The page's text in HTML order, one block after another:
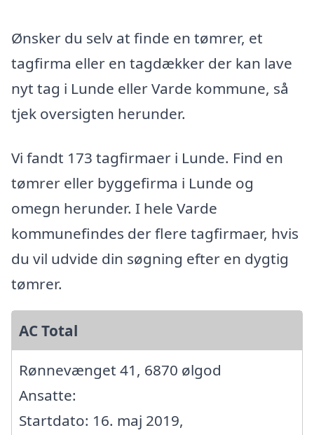
Ønsker du selv at finde en tømrer, et
tagfirma eller en tagdækker der kan lave
nyt tag i Lunde eller Varde kommune, så
tjek oversigten herunder.
Vi fandt 173 tagfirmaer i Lunde. Find en
tømrer eller byggefirma i Lunde og
omegn herunder. I hele Varde
kommunefindes der flere tagfirmaer, hvis
du vil udvide din søgning efter en dygtig
tømrer.
AC Total
Rønnevænget 41, 6870 ølgod
Ansatte:
Startdato: 16. maj 2019,